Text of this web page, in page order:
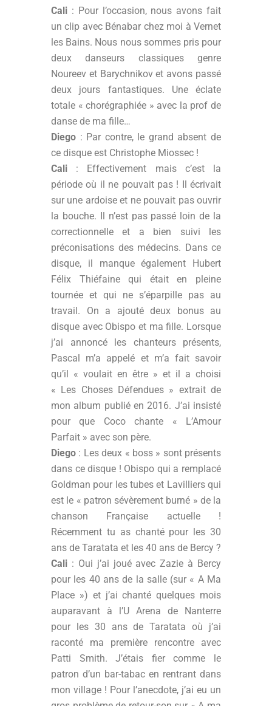
Cali : Pour l’occasion, nous avons fait
un clip avec Bénabar chez moi à Vernet
les Bains. Nous nous sommes pris pour
deux danseurs classiques genre
Noureev et Barychnikov et avons passé
deux jours fantastiques. Une éclate
totale « chorégraphiée » avec la prof de
danse de ma fille…
Diego : Par contre, le grand absent de
ce disque est Christophe Miossec !
Cali : Effectivement mais c’est la
période où il ne pouvait pas ! Il écrivait
sur une ardoise et ne pouvait pas ouvrir
la bouche. Il n’est pas passé loin de la
correctionnelle et a bien suivi les
préconisations des médecins. Dans ce
disque, il manque également Hubert
Félix Thiéfaine qui était en pleine
tournée et qui ne s’éparpille pas au
travail. On a ajouté deux bonus au
disque avec Obispo et ma fille. Lorsque
j’ai annoncé les chanteurs présents,
Pascal m’a appelé et m’a fait savoir
qu’il « voulait en être » et il a choisi
« Les Choses Défendues » extrait de
mon album publié en 2016. J’ai insisté
pour que Coco chante « L’Amour
Parfait » avec son père.
Diego : Les deux « boss » sont présents
dans ce disque ! Obispo qui a remplacé
Goldman pour les tubes et Lavilliers qui
est le « patron sévèrement burné » de la
chanson Française actuelle !
Récemment tu as chanté pour les 30
ans de Taratata et les 40 ans de Bercy ?
Cali : Oui j’ai joué avec Zazie à Bercy
pour les 40 ans de la salle (sur « A Ma
Place ») et j’ai chanté quelques mois
auparavant à l’U Arena de Nanterre
pour les 30 ans de Taratata où j’ai
raconté ma première rencontre avec
Patti Smith. J’étais fier comme le
patron d’un bar-tabac en rentrant dans
mon village ! Pour l’anecdote, j’ai eu un